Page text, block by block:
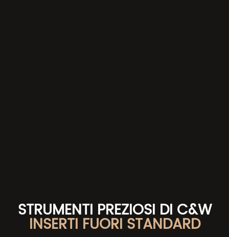
STRUMENTI PREZIOSI DI C&W
INSERTI FUORI STANDARD